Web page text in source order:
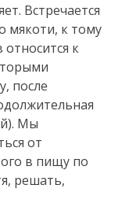
Встречается
мякоти, к тому
к
после
Мы
от
в пищу по
решать,